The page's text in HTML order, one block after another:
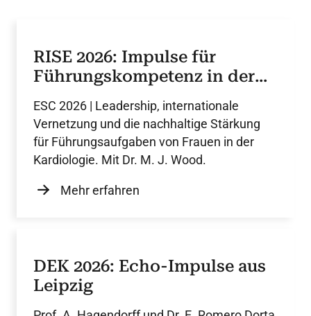
RISE 2026: Impulse für
Führungskompetenz in der
Kardiologie
ESC 2026 | Leadership, internationale
Vernetzung und die nachhaltige Stärkung
für Führungsaufgaben von Frauen in der
Kardiologie. Mit Dr. M. J. Wood.
Mehr erfahren
DEK 2026: Echo-Impulse aus
Leipzig